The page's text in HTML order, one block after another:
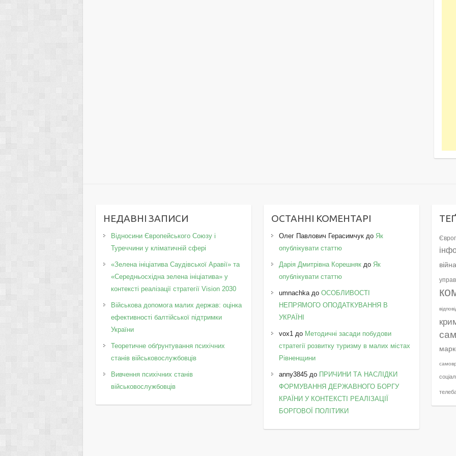
НЕДАВНІ ЗАПИСИ
Відносини Європейського Союзу і
Туреччини у кліматичній сфері
«Зелена ініціатива Саудівської Аравії» та
«Середньосхідна зелена ініціатива» у
контексті реалізації стратегії Vision 2030
Військова допомога малих держав: оцінка
ефективності балтійської підтримки
України
Теоретичне обґрунтування психічних
станів військовослужбовців
Вивчення психічних станів
військовослужбовців
ОСТАННІ КОМЕНТАРІ
Олег Павлович Герасимчук до Як
опублікувати статтю
Дарія Дмитрівна Корешняк до Як
опублікувати статтю
umnachkaдоОСОБЛИВОСТІ
НЕПРЯМОГО ОПОДАТКУВАННЯ В
УКРАЇНІ
vox1 до Методичні засади побудови
стратегії розвитку туризму в малих містах
Рівненщини
anny3845 до ПРИЧИНИ ТА НАСЛІДКИ
ФОРМУВАННЯ ДЕРЖАВНОГО БОРГУ
КРАЇНИ У КОНТЕКСТІ РЕАЛІЗАЦІЇ
БОРГОВОЇ ПОЛІТИКИ
війна